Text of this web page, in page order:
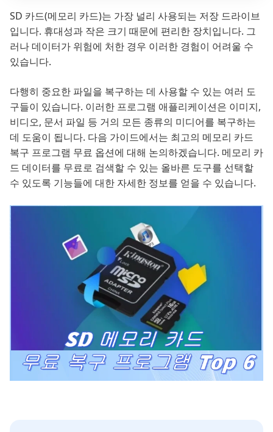
SD 카드(메모리 카드)는 가장 널리 사용되는 저장 드라이브
입니다. 휴대성과 작은 크기 때문에 편리한 장치입니다. 그
러나 데이터가 위험에 처한 경우 이러한 경험이 어려울 수
있습니다.
다행히 중요한 파일을 복구하는 데 사용할 수 있는 여러 도
구들이 있습니다. 이러한 프로그램 애플리케이션은 이미지,
비디오, 문서 파일 등 거의 모든 종류의 미디어를 복구하는
데 도움이 됩니다. 다음 가이드에서는 최고의 메모리 카드
복구 프로그램 무료 옵션에 대해 논의하겠습니다. 메모리 카
드 데이터를 무료로 검색할 수 있는 올바른 도구를 선택할
수 있도록 기능들에 대한 자세한 정보를 얻을 수 있습니다.